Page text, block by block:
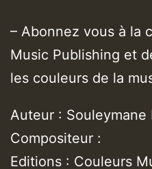
– Abonnez vous à la
Music Publishing et
les couleurs de la
Auteur : Souleymane
Compositeur :
Editions : Couleurs